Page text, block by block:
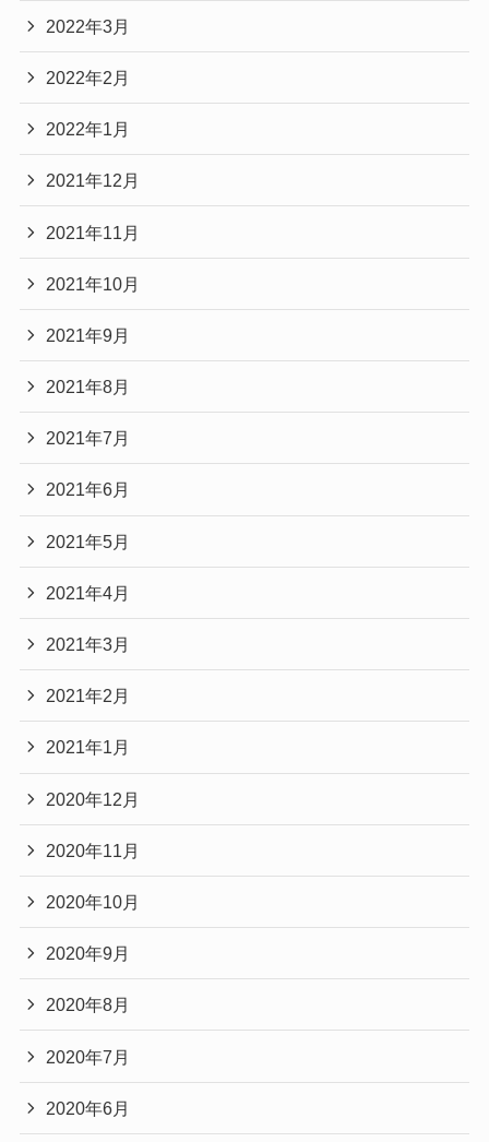
2022年3月
2022年2月
2022年1月
2021年12月
2021年11月
2021年10月
2021年9月
2021年8月
2021年7月
2021年6月
2021年5月
2021年4月
2021年3月
2021年2月
2021年1月
2020年12月
2020年11月
2020年10月
2020年9月
2020年8月
2020年7月
2020年6月